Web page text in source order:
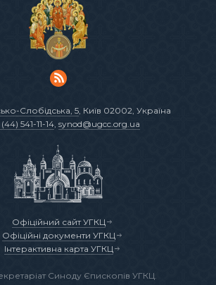
Слобідська, 5 , Київ 02002, Україна
541-11-14, synod@ugcc.org.ua
Офіційний сайт УГКЦ
Офіційні документи УГКЦ
Інтерактивна карта УГКЦ
Синоду Єпископів УГКЦ.